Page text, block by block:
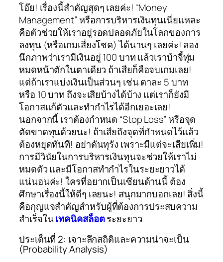
โอ๊ย! เรื่องนี้สำคัญสุดๆ เลยค่ะ! “Money
Management” หรือการบริหารเงินทุนเนี่ยแหละ
คือตัวช่วยให้เราอยู่รอดปลอดภัยในโลกของการ
ลงทุน (หรือเกมเสี่ยงโชค) ได้นานๆ เลยค่ะ! ลอง
นึกภาพว่าเรามีเงินอยู่ 100 บาท แล้วเราบ้าจี้ทุ่ม
หมดหน้าตักในตาเดียว ถ้าเสียก็คือจบเกมเลย!
แต่ถ้าเราแบ่งเงินเป็นส่วนๆ เช่น ตาละ 5 บาท
หรือ 10 บาท ถึงจะเสียบ้างได้บ้าง แต่เราก็ยังมี
โอกาสแก้ตัวและทำกำไรได้อีกเยอะเลย!
นอกจากนี้ เราต้องกำหนด “Stop Loss” หรือจุด
ตัดขาดทุนด้วยนะ! ถ้าเสียถึงจุดที่กำหนดไว้แล้ว
ต้องหยุดทันที! อย่าดันทุรัง เพราะมีแต่จะเสียเพิ่ม!
การมีวินัยในการบริหารเงินทุนจะช่วยให้เราไม่
หมดตัว และมีโอกาสทำกำไรในระยะยาวได้
แน่นอนค่ะ! ใครที่อยากเป็นเซียนด้านนี้ ต้อง
ศึกษาเรื่องนี้ให้ดีๆ เลยนะ! สนุกมากบอกเลย! สิ่งนี้
คือกุญแจสำคัญสำหรับผู้ที่ต้องการประสบความ
สำเร็จในเทคนิคสล็อตระยะยาว
ประเด็นที่ 2: เจาะลึกสถิติและความน่าจะเป็น
(Probability Analysis)